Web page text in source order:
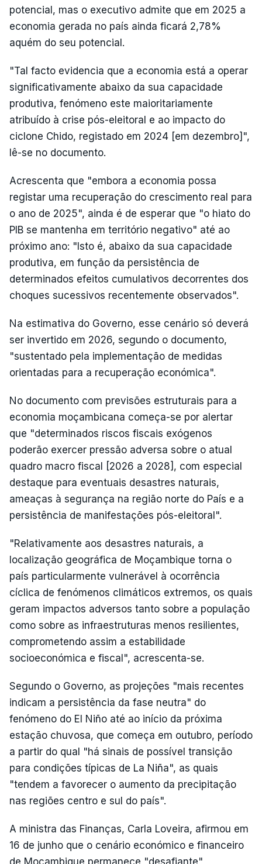
potencial, mas o executivo admite que em 2025 a
economia gerada no país ainda ficará 2,78%
aquém do seu potencial.
"Tal facto evidencia que a economia está a operar
significativamente abaixo da sua capacidade
produtiva, fenómeno este maioritariamente
atribuído à crise pós-eleitoral e ao impacto do
ciclone Chido, registado em 2024 [em dezembro]",
lê-se no documento.
Acrescenta que "embora a economia possa
registar uma recuperação do crescimento real para
o ano de 2025", ainda é de esperar que "o hiato do
PIB se mantenha em território negativo" até ao
próximo ano: "Isto é, abaixo da sua capacidade
produtiva, em função da persistência de
determinados efeitos cumulativos decorrentes dos
choques sucessivos recentemente observados".
Na estimativa do Governo, esse cenário só deverá
ser invertido em 2026, segundo o documento,
"sustentado pela implementação de medidas
orientadas para a recuperação económica".
No documento com previsões estruturais para a
economia moçambicana começa-se por alertar
que "determinados riscos fiscais exógenos
poderão exercer pressão adversa sobre o atual
quadro macro fiscal [2026 a 2028], com especial
destaque para eventuais desastres naturais,
ameaças à segurança na região norte do País e a
persistência de manifestações pós-eleitoral".
"Relativamente aos desastres naturais, a
localização geográfica de Moçambique torna o
país particularmente vulnerável à ocorrência
cíclica de fenómenos climáticos extremos, os quais
geram impactos adversos tanto sobre a população
como sobre as infraestruturas menos resilientes,
comprometendo assim a estabilidade
socioeconómica e fiscal", acrescenta-se.
Segundo o Governo, as projeções "mais recentes
indicam a persistência da fase neutra" do
fenómeno do El Niño até ao início da próxima
estação chuvosa, que começa em outubro, período
a partir do qual "há sinais de possível transição
para condições típicas de La Niña", as quais
"tendem a favorecer o aumento da precipitação
nas regiões centro e sul do país".
A ministra das Finanças, Carla Loveira, afirmou em
16 de junho que o cenário económico e financeiro
de Moçambique permanece "desafiante",